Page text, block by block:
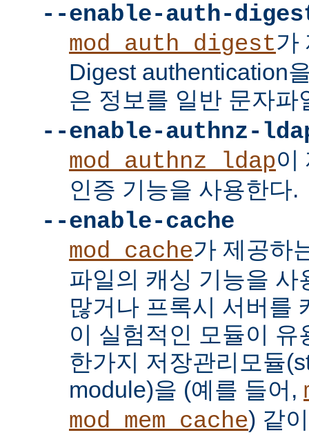
--enable-auth-
mod_auth_digest가
Digest authentication
은 정보를 일반 문자파
--enable-authnz-
mod_authnz_ldap이
인증 기능을 사용한다.
--enable-cache
mod_cache가 제공하
파일의 캐싱 기능을 사
많거나 프록시 서버를
이 실험적인 모듈이
한가지 저장관리모듈
module)을 (예를 들어,
mod_mem_cache) 같